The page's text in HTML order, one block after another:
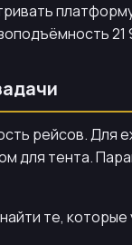
платформу
рейсов. Для
для тента.
те,